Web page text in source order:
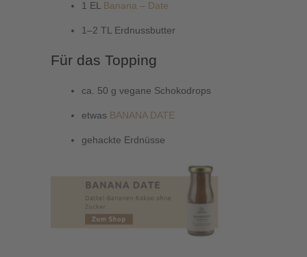
1 EL Banana – Date
1–2 TL Erdnussbutter
Für das Topping
ca. 50 g vegane Schokodrops
etwas BANANA DATE
gehackte Erdnüsse